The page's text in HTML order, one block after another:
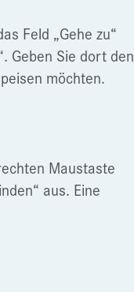
Feld „Gehe zu“
Geben Sie dort den
möchten.
Maustaste
aus. Eine